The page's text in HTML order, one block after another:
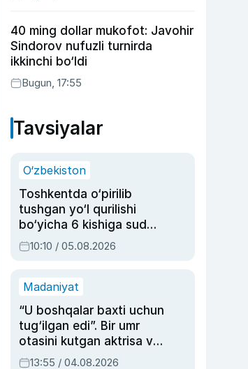
40 ming dollar mukofot: Javohir
Sindorov nufuzli turnirda
ikkinchi bo‘ldi
Bugun, 17:55
Tavsiyalar
O‘zbekiston
Toshkentda o‘pirilib
tushgan yo‘l qurilishi
bo‘yicha 6 kishiga sud
hukmi o‘qildi
10:10 / 05.08.2026
Madaniyat
“U boshqalar baxti uchun
tug‘ilgan edi”. Bir umr
otasini kutgan aktrisa va
dublyaj ustasi Rimma
13:55 / 04.08.2026